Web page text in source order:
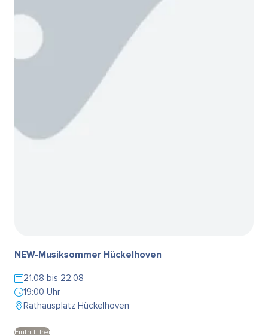
NEW-Musiksommer Hückelhoven
21.08 bis 22.08
19:00 Uhr
Rathausplatz Hückelhoven
Eintritt: frei